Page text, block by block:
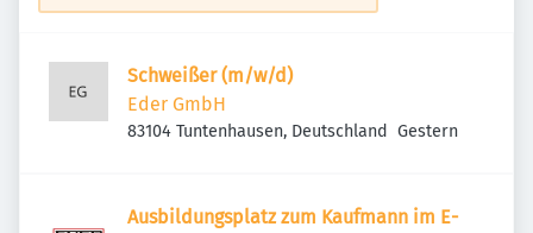
Schweißer (m/w/d)
Eder GmbH
83104 Tuntenhausen, Deutschland Veröffentlicht
Gestern
Ausbildungsplatz zum Kaufmann im E-